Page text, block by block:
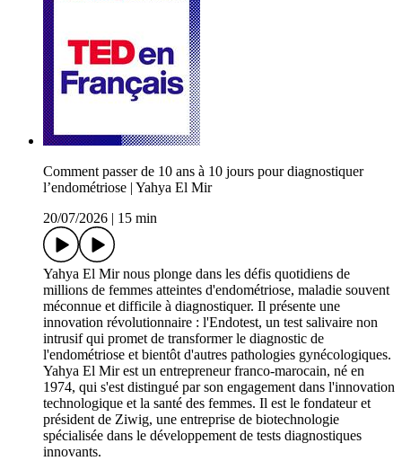
Comment passer de 10 ans à 10 jours pour diagnostiquer
l’endométriose | Yahya El Mir
20/07/2026
15 min
Yahya El Mir nous plonge dans les défis quotidiens de
millions de femmes atteintes d'endométriose, maladie souvent
méconnue et difficile à diagnostiquer. Il présente une
innovation révolutionnaire : l'Endotest, un test salivaire non
intrusif qui promet de transformer le diagnostic de
l'endométriose et bientôt d'autres pathologies gynécologiques.
Yahya El Mir est un entrepreneur franco-marocain, né en
1974, qui s'est distingué par son engagement dans l'innovation
technologique et la santé des femmes. Il est le fondateur et
président de Ziwig, une entreprise de biotechnologie
spécialisée dans le développement de tests diagnostiques
innovants.